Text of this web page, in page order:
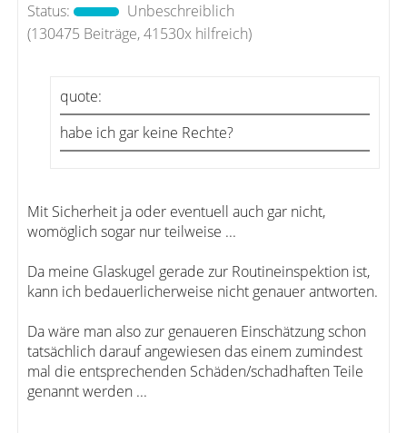
Status:
Unbeschreiblich
(130475 Beiträge, 41530x hilfreich)
quote:
habe ich gar keine Rechte?
Mit Sicherheit ja oder eventuell auch gar nicht,
womöglich sogar nur teilweise ...
Da meine Glaskugel gerade zur Routineinspektion ist,
kann ich bedauerlicherweise nicht genauer antworten.
Da wäre man also zur genaueren Einschätzung schon
tatsächlich darauf angewiesen das einem zumindest
mal die entsprechenden Schäden/schadhaften Teile
genannt werden ...